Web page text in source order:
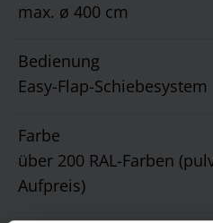
max. ø 400 cm
Bedienung
Easy-Flap-Schiebesystem
Farbe
über 200 RAL-Farben
Aufpreis)